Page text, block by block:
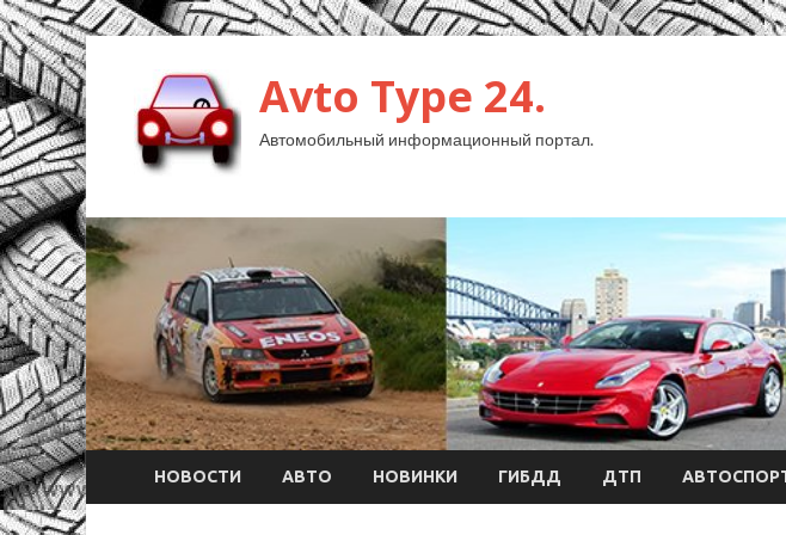
Avto Type 24.
Автомобильный информационный портал.
НОВОСТИ АВТО НОВИНКИ ГИБДД ДТП